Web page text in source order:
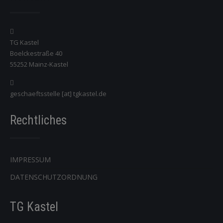
TG Kastel
Boelckestraße 40
55252 Mainz-Kastel
geschaeftsstelle [at] tgkastel.de
Rechtliches
IMPRESSUM
DATENSCHUTZORDNUNG
TG Kastel